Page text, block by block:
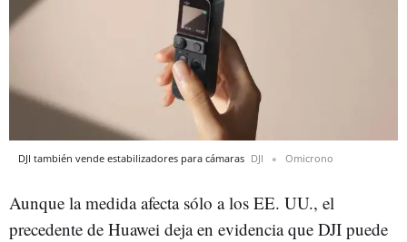
DJI también vende estabilizadores para cámaras DJI Omicrono
Aunque la medida afecta sólo a los EE. UU., el
precedente de Huawei deja en evidencia que DJI puede